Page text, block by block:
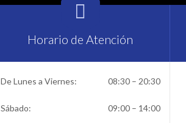

Horario de Atención
De Lunes a Viernes: 08:30 – 20:30
Sábado: 09:00 – 14:00